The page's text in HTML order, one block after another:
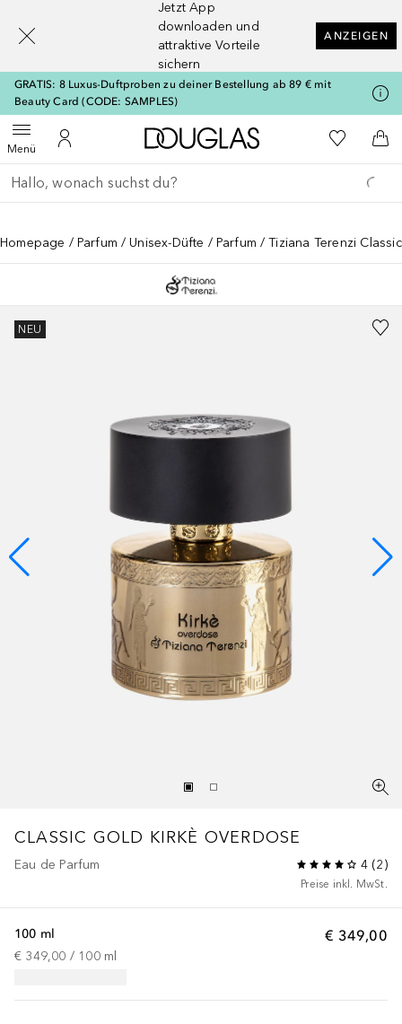
Jetzt App
downloaden und
attraktive Vorteile
sichern
ANZEIGEN
GRATIS: 8 Luxus-Duftproben zu deiner Bestellung ab 89 € mit
Beauty Card (CODE: SAMPLES)
MenüMenü öffnenZu Meinem Kundenkonto
Zur Douglas Startseite
Zu Meiner
Gehe zurück
Suche ausführen
Homepage Parfum Unisex-Düfte Parfum Tiziana Terenzi
NEU
CLASSIC GOLD KIRKÈ OVERDOSE
Eau de Parfum 4 (2)
Preise inkl. MwSt.
€ 349,00
100 ml
€ 349,00 / 100 ml
[navigation.slideout.screenreader]